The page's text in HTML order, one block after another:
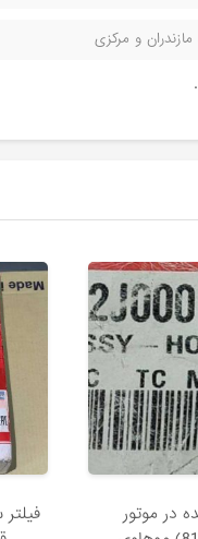
و مرکزی
در موتور